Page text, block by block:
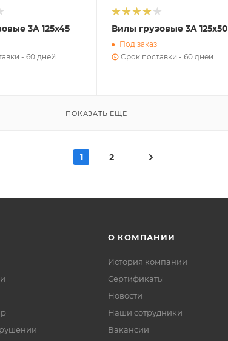
3A 125х45
- 60 дней
Вилы грузовые 3A 125х50
Под заказ
Срок поставки - 60 дней
ПОКАЗАТЬ ЕЩЕ
1 2
О КОМПАНИИ
История компании
Сертификаты
Новости
Наши сотрудники
Вакансии